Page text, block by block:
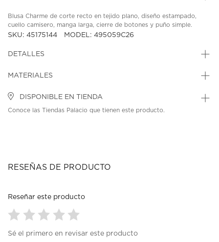
Blusa Charme de corte recto en tejido plano, diseño estampado,
cuello camisero, manga larga, cierre de botones y puño simple.
SKU: 45175144 MODEL: 495059C26
DETALLES
MATERIALES
DISPONIBLE EN TIENDA
Conoce las Tiendas Palacio que tienen este producto.
RESEÑAS DE PRODUCTO
Reseñar este producto
paraparaparaparapara
Sé el primero en revisar este producto